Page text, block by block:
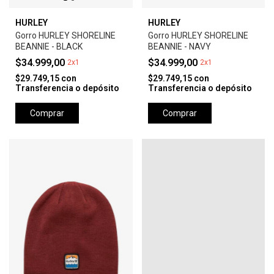
HURLEY
Gorro HURLEY SHORELINE
BEANNIE - BLACK
$34.999,00 2x1
$29.749,15 con
Transferencia o depósito
Comprar
HURLEY
Gorro HURLEY SHORELINE
BEANNIE - NAVY
$34.999,00 2x1
$29.749,15 con
Transferencia o depósito
Comprar